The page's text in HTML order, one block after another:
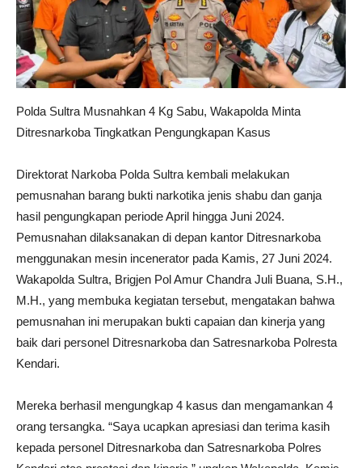
Polda Sultra Musnahkan 4 Kg Sabu, Wakapolda Minta
Ditresnarkoba Tingkatkan Pengungkapan Kasus
Direktorat Narkoba Polda Sultra kembali melakukan
pemusnahan barang bukti narkotika jenis shabu dan ganja
hasil pengungkapan periode April hingga Juni 2024.
Pemusnahan dilaksanakan di depan kantor Ditresnarkoba
menggunakan mesin incenerator pada Kamis, 27 Juni 2024.
Wakapolda Sultra, Brigjen Pol Amur Chandra Juli Buana, S.H.,
M.H., yang membuka kegiatan tersebut, mengatakan bahwa
pemusnahan ini merupakan bukti capaian dan kinerja yang
baik dari personel Ditresnarkoba dan Satresnarkoba Polresta
Kendari.
Mereka berhasil mengungkap 4 kasus dan mengamankan 4
orang tersangka. “Saya ucapkan apresiasi dan terima kasih
kepada personel Ditresnarkoba dan Satresnarkoba Polres